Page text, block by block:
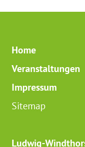
Home
Veranstaltungen
Impressum
Sitemap
Ludwig-